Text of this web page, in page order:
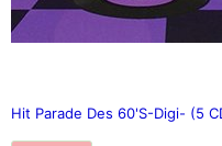
Hit Parade Des 60'S-Digi- (5